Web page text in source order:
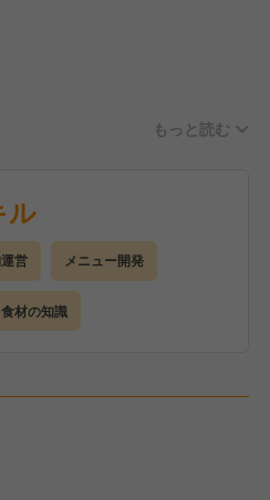
をラインナップ！
きます。
ダン空間
モダンでカジュアルな雰囲気
店舗運営を把握いただき、
ージャー業務などを
だきたいです！
もっと読む
ル
営 メニュー開発
食材の知識